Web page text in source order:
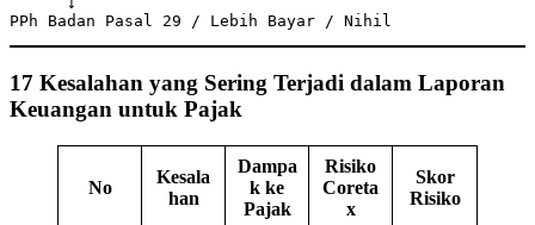
PPh Badan Pasal 29 / Lebih Bayar / Nihil
17 Kesalahan yang Sering Terjadi dalam Laporan
Keuangan untuk Pajak
No
Kesala
han
Dampa
k ke
Pajak
Risiko
Coreta
x
Skor
Risiko